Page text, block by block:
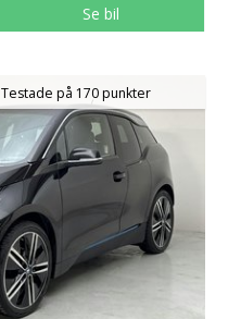
Se bil
Testade på 170 punkter